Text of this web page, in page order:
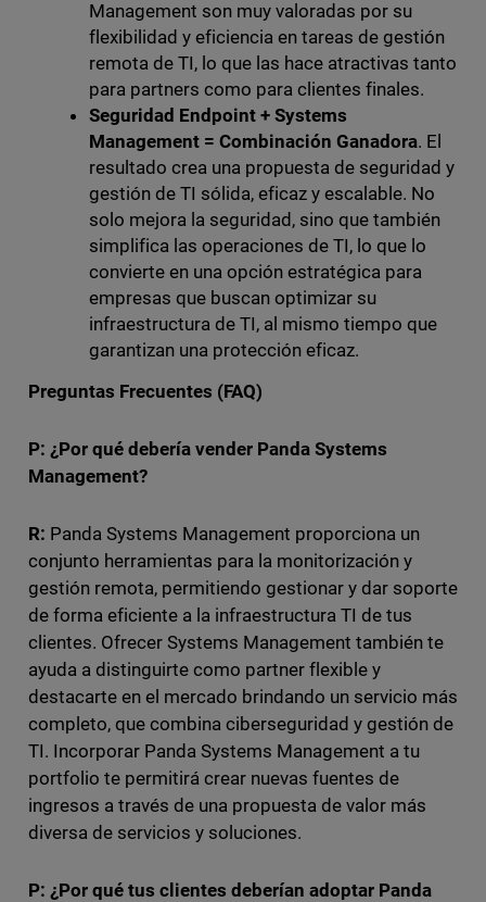
Management son muy valoradas por su
flexibilidad y eficiencia en tareas de gestión
remota de TI, lo que las hace atractivas tanto
para partners como para clientes finales.
Seguridad Endpoint + Systems
Management = Combinación Ganadora. El
resultado crea una propuesta de seguridad y
gestión de TI sólida, eficaz y escalable. No
solo mejora la seguridad, sino que también
simplifica las operaciones de TI, lo que lo
convierte en una opción estratégica para
empresas que buscan optimizar su
infraestructura de TI, al mismo tiempo que
garantizan una protección eficaz.
Preguntas Frecuentes (FAQ)
P: ¿Por qué debería vender Panda Systems
Management?
R: Panda Systems Management proporciona un
conjunto herramientas para la monitorización y
gestión remota, permitiendo gestionar y dar soporte
de forma eficiente a la infraestructura TI de tus
clientes. Ofrecer Systems Management también te
ayuda a distinguirte como partner flexible y
destacarte en el mercado brindando un servicio más
completo, que combina ciberseguridad y gestión de
TI. Incorporar Panda Systems Management a tu
portfolio te permitirá crear nuevas fuentes de
ingresos a través de una propuesta de valor más
diversa de servicios y soluciones.
P: ¿Por qué tus clientes deberían adoptar Panda